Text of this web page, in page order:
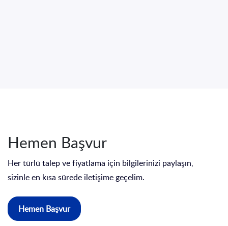
Hemen Başvur
Her türlü talep ve fiyatlama için bilgilerinizi paylaşın,
sizinle en kısa sürede iletişime geçelim.
Hemen Başvur